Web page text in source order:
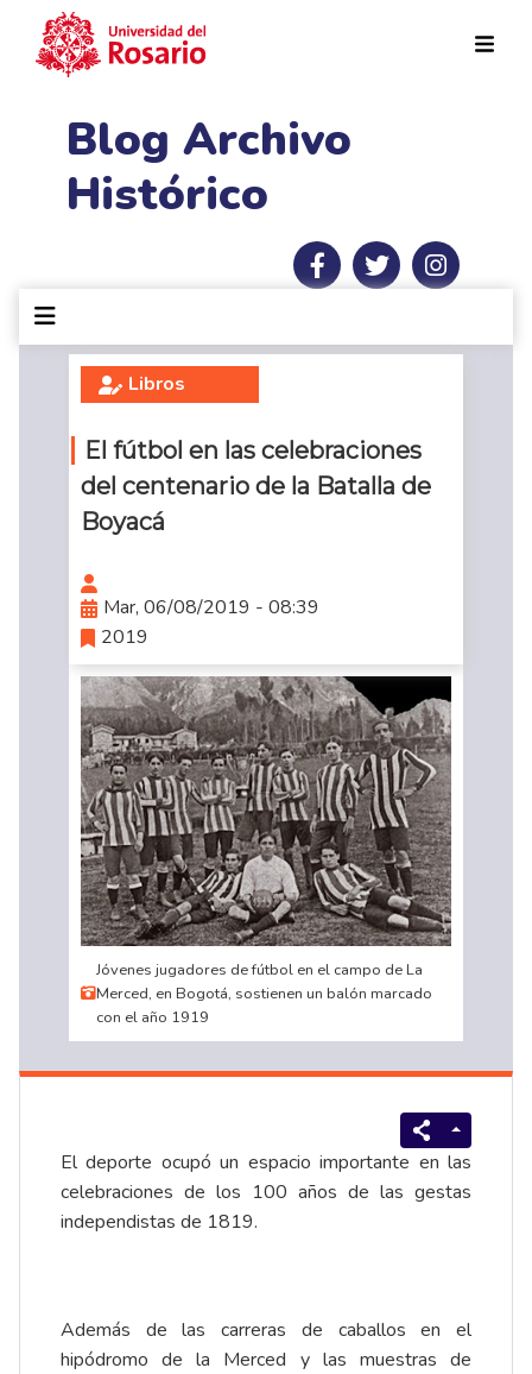
Blog Archivo
Histórico
Libros
El fútbol en las celebraciones
del centenario de la Batalla de
Boyacá
Mar, 06/08/2019 - 08:39
2019
Jóvenes jugadores de fútbol en el campo de La
Merced, en Bogotá, sostienen un balón marcado
con el año 1919
El deporte ocupó un espacio importante en las
celebraciones de los 100 años de las gestas
independistas de 1819.
Además de las carreras de caballos en el
hipódromo de la Merced y las muestras de